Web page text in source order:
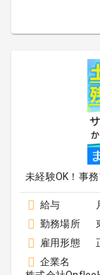
未経験OK！事
給与
勤務場所
雇用形態
企業名